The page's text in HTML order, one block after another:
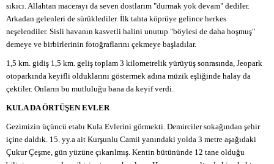
sıkıcı. Allahtan macerayı da seven dostlarım "durmak yok devam" dediler.
Arkadan gelenleri de sürüklediler. İlk tahta köprüye gelince herkes
neşelendiler. Sisli havanın kasvetli halini unutup "böylesi de daha hoşmuş"
demeye ve birbirlerinin fotoğraflarını çekmeye başladılar.
1,5 km. gidiş 1,5 km. geliş toplam 3 kilometrelik yürüyüş sonrasında, Jeopark
otoparkında keyifli olduklarını göstermek adına müzik eşliğinde halay da
çektiler. Onların bu mutluluğu bana da keyif verdi.
KULA DA ÖRTÜŞEN EVLER
Gezimizin üçüncü etabı Kula Evlerini görmekti. Demirciler sokağından şehir
içine daldık. 15. yy.a ait Kurşunlu Camii yanındaki yolda 3 metre aşağıdaki
Çukur Çeşme, gün yüzüne çıkarılmış. Kentin bütününde 12 tane olduğu